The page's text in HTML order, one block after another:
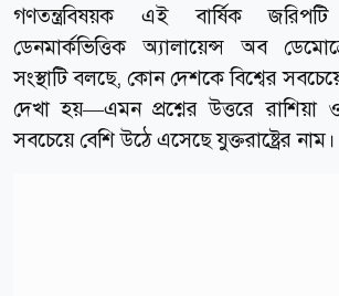
গণতন্ত্রবিষয়ক এই বার্ষিক
ডেনমার্কভিত্তিক অ্যালায়েন্স অব
সংস্থাটি বলছে, কোন দেশকে বিশ্বের
দেখা হয়—এমন প্রশ্নের উত্তরে
সবচেয়ে বেশি উঠে এসেছে যুক্তরাষ্ট্রের নাম।